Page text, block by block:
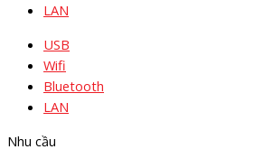
LAN
USB
Wifi
Bluetooth
LAN
Nhu cầu